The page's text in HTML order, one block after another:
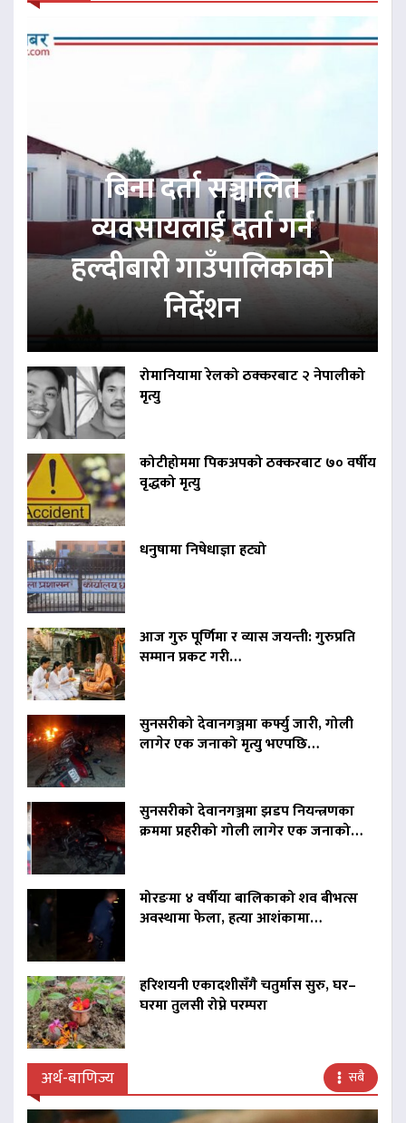
बिना दर्ता सञ्चालित
व्यवसायलाई दर्ता गर्न
हल्दीबारी गाउँपालिकाको
निर्देशन
रोमानियामा रेलको ठक्करबाट २ नेपालीको
मृत्यु
कोटीहोममा पिकअपको ठक्करबाट ७० वर्षीय
वृद्धको मृत्यु
धनुषामा निषेधाज्ञा हट्यो
आज गुरु पूर्णिमा र व्यास जयन्ती: गुरुप्रति
सम्मान प्रकट गरी…
सुनसरीको देवानगञ्जमा कर्फ्यु जारी, गोली
लागेर एक जनाको मृत्यु भएपछि…
सुनसरीको देवानगञ्जमा झडप नियन्त्रणका
क्रममा प्रहरीको गोली लागेर एक जनाको…
मोरङमा ४ वर्षीया बालिकाको शव बीभत्स
अवस्थामा फेला, हत्या आशंकामा…
हरिशयनी एकादशीसँगै चतुर्मास सुरु, घर–
घरमा तुलसी रोप्ने परम्परा
अर्थ-बाणिज्य सबै